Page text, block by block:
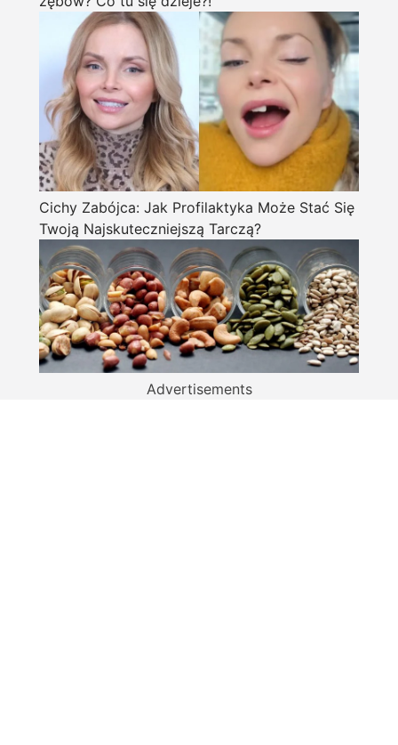
Cichy Zabójca: Jak Profilaktyka Może Stać Się
Twoją Najskuteczniejszą Tarczą?
Advertisements